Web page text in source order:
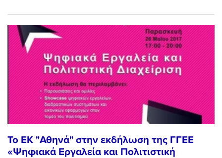
To EK "Αθηνά" στην εκδήλωση της ΓΓΕΕ
«Ψηφιακά Εργαλεία και Πολιτιστική